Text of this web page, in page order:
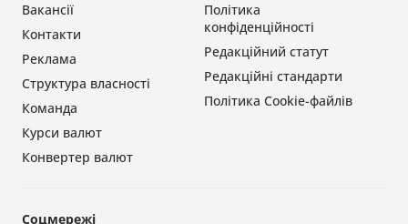
Політика
конфіденційності
Редакційний статут
Редакційні стандарти
Політика Cookie-файлів
Вакансії
Контакти
Реклама
Структура власності
Команда
Курси валют
Конвертер валют
Соцмережі